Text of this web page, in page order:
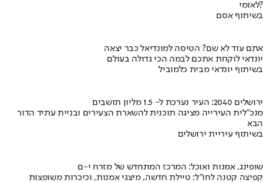
לאומי?
בשיתוף אסם
אתם עוד לא שם? הטיסה למונדיאל כבר יצאה
יונדאי לוקחת אתכם לבמה הכי גדולה בעולם
בשיתוף יונדאי מבית כלמוביל
ירושלים 2040: העיר נערכת ל- 1.5 מליון תושבים
מנכ"לית העירייה מציגה תוכנית להשארת הצעירים ובניית עתיד הדור
הבא
בשיתוף עיריית ירושלים
שופינג, אמנות ואוכל: המרכז המתחדש של מזרח י-ם
קפיצה קטנה לחו"ל: טיילת חדשה, מיצגי אמנות, וכיכרות משופצות